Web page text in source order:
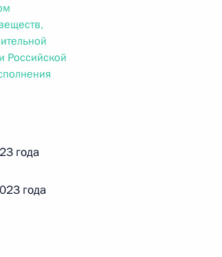
регистрации
Российской
года
года